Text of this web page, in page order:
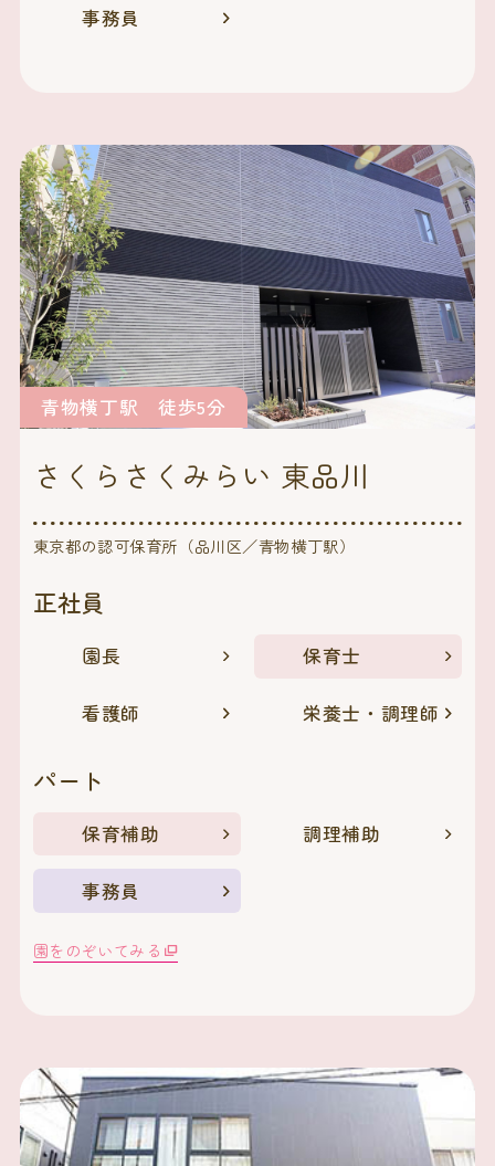
事務員
青物横丁駅 徒歩5分
さくらさくみらい 東品川
東京都の認可保育所（品川区／青物横丁駅）
正社員
園長 保育士
看護師 栄養士・調理師
パート
保育補助 調理補助
事務員
園をのぞいてみる